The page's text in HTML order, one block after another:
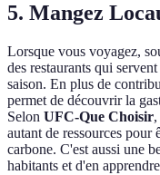
5. Mangez
Lorsque vous voyagez,
des restaurants qui
saison. En plus de
permet de découvrir la
Selon UFC-Que Choisir
autant de ressources
carbone. C'est aussi une
habitants et d'en